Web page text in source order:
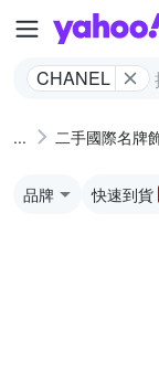
CHANEL
二手國際名牌
品牌 快速到貨